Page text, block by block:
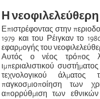
Η
Επιστρέφοντας στην
1979 και του Ρέιγκαν το
εφαρμογής του
Αυτός ο νέος τρόπος
ιμπεριαλιστικού
τεχνολογικού
παγκοσμιοποίηση των
απορρύθμιση των